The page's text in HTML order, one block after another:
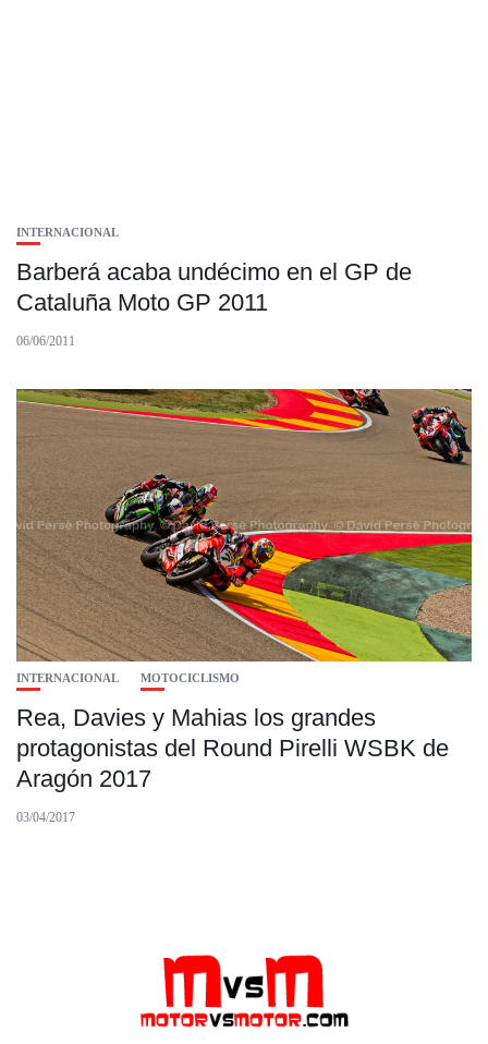
INTERNACIONAL
Barberá acaba undécimo en el GP de
Cataluña Moto GP 2011
06/06/2011
INTERNACIONAL MOTOCICLISMO
Rea, Davies y Mahias los grandes
protagonistas del Round Pirelli WSBK de
Aragón 2017
03/04/2017